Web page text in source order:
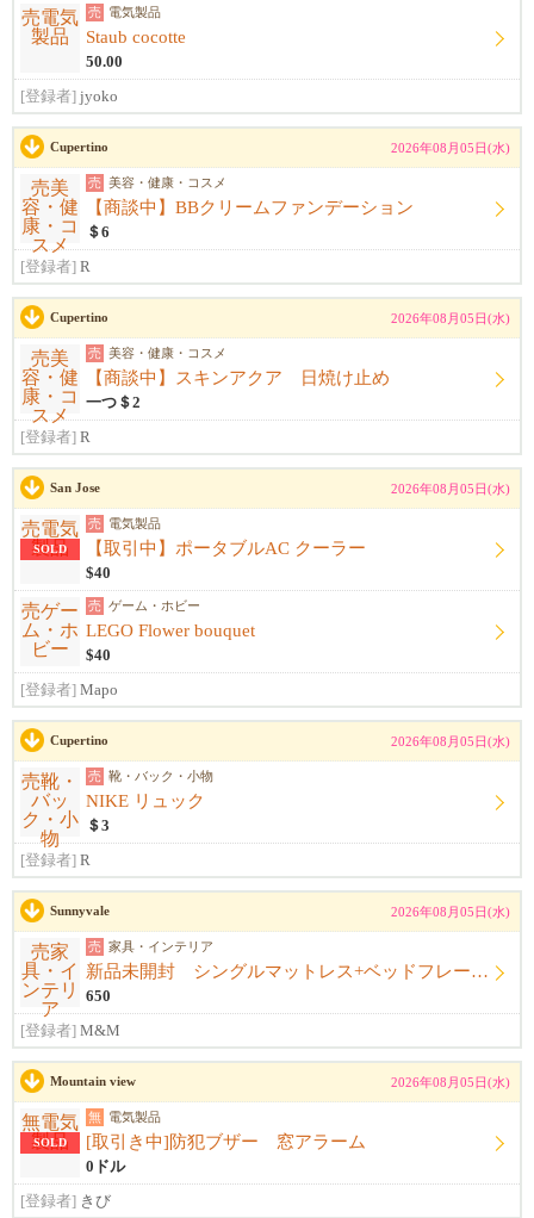
売 電気製品
Staub cocotte
50.00
[登録者] jyoko
Cupertino 2026年08月05日(水)
売 美容・健康・コスメ
【商談中】BBクリームファンデーション
＄6
[登録者] R
Cupertino 2026年08月05日(水)
売 美容・健康・コスメ
【商談中】スキンアクア 日焼け止め
一つ＄2
[登録者] R
San Jose 2026年08月05日(水)
SOLD
売 電気製品
【取引中】ポータブルAC クーラー
$40
売 ゲーム・ホビー
LEGO Flower bouquet
$40
[登録者] Mapo
Cupertino 2026年08月05日(水)
売 靴・バック・小物
NIKE リュック
＄3
[登録者] R
Sunnyvale 2026年08月05日(水)
売 家具・インテリア
新品未開封 シングルマットレス+ベッドフレーム+シーツ
650
[登録者] M&M
Mountain view 2026年08月05日(水)
SOLD
無 電気製品
[取引き中]防犯ブザー 窓アラーム
0ドル
[登録者] きび